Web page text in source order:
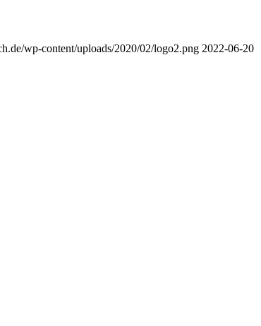
wp-content/uploads/2020/02/logo2.png 2022-06-20